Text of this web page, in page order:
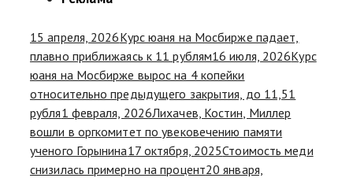
15 апреля, 2026Курс юаня на Мосбирже падает,
плавно приближаясь к 11 рублям16 июля, 2026Курс
юаня на Мосбирже вырос на 4 копейки
относительно предыдущего закрытия, до 11,51
рубля1 февраля, 2026Лихачев, Костин, Миллер
вошли в оргкомитет по увековечению памяти
ученого Горынина17 октября, 2025Стоимость меди
снизилась примерно на процент20 января,